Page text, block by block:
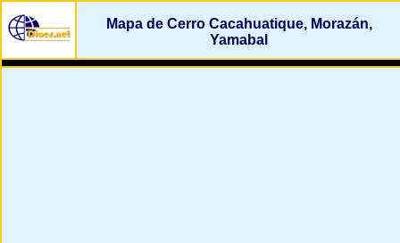
Mapa de Cerro Cacahuatique, Morazán,
Yamabal